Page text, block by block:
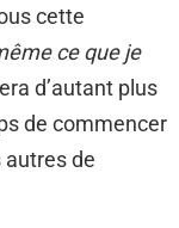
cette
ce que je
d’autant plus
de commencer
autres de